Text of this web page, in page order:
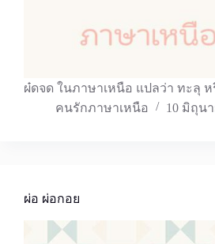
ผ๋ดจด ในภาษาเหนือ แปลว่า ทะลุ
คนรักภาษาเหนือ
10 มิถุน
ผ่อ ผ่อกอย